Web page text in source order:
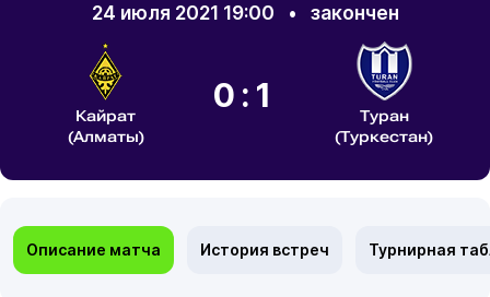
24 июля 2021 19:00 • закончен
Кайрат
(Алматы)
0:1
Туран
(Туркестан)
Описание матча История встреч Турнирная